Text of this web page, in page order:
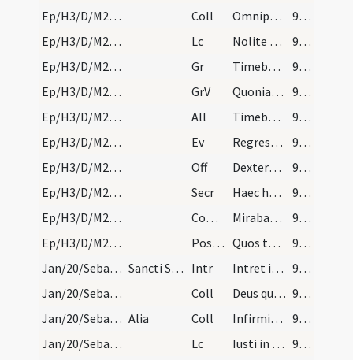
Ep/H3/D/M2/Mass Propers
Coll Omnipotens sempiterne Deus infirmitatem nostram
91 (10r)
Ep/H3/D/M2/Mass Propers
Lc Nolite esse prudentes
91 (10r)
Ep/H3/D/M2/Mass Propers
Gr Timebunt gentes nomen tuum
91 (10r)
Ep/H3/D/M2/Mass Propers
GrV Quoniam aedificavit Dominus Sion
91 (10r)
Ep/H3/D/M2/Mass Propers
All Timebunt gentes nomen tuum
91 (10r)
Ep/H3/D/M2/Mass Propers
Ev Regressus Iesus in virtute Spiritus in Galilaeam
91 (10r)
Ep/H3/D/M2/Mass Propers
Off Dextera Domini fecit virtutem
92 (10v)
Ep/H3/D/M2/Mass Propers
Secr Haec hostia quaesumus Domine emundet nostra delicta
92 (10v)
Ep/H3/D/M2/Mass Propers
Comm Mirabantur omnes
92 (10v)
Ep/H3/D/M2/Mass Propers
Postcomm Quos tantis Domine largiris uti mysteriis
92 (10v)
Jan/20/Sebastianus, Fabianus/M2/Mass Propers
Sancti Sebastiani martyris Intr Intret in conspectu
92 (10v)
Jan/20/Sebastianus, Fabianus/M2/Mass Propers/1
Coll Deus qui beatum Sebastianum ... adversa formidare.
92 (10v)
Jan/20/Sebastianus, Fabianus/M2/Mass Propers/2 Alia Coll Infirmitatem nostram respice omnipotens Deus ... nos protegat.
92 (10v)
Jan/20/Sebastianus, Fabianus/M2/Mass Propers
Lc Iusti in perpetuum vivent
92 (10v)